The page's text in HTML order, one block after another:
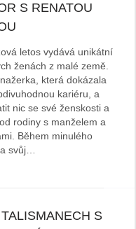
S RENATOU
letos vydává unikátní
ženách z malé země.
která dokázala
kariéru, a
nic se své ženskosti a
rodiny s manželem a
Během minulého
svůj…
S